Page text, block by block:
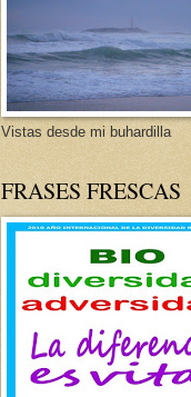
Vistas desde mi buhardilla
FRASES FRESCAS